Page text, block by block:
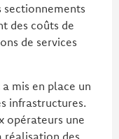
sectionnements
des coûts de
de services
mis en place un
infrastructures.
opérateurs une
réalisation des